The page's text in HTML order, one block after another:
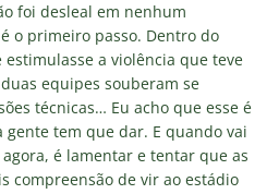
foi desleal em nenhum
o primeiro passo. Dentro do
a violência que teve
equipes souberam se
técnicas… Eu acho que esse é
tem que dar. E quando vai
é lamentar e tentar que as
compreensão de vir ao estádio